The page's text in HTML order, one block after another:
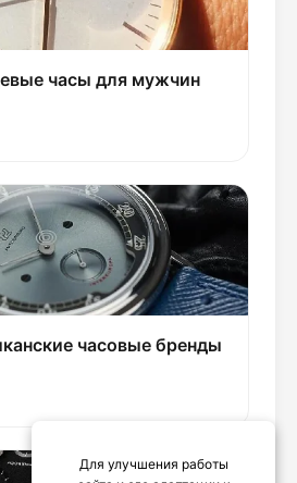
часы для мужчин
часовые бренды
Для улучшения работы